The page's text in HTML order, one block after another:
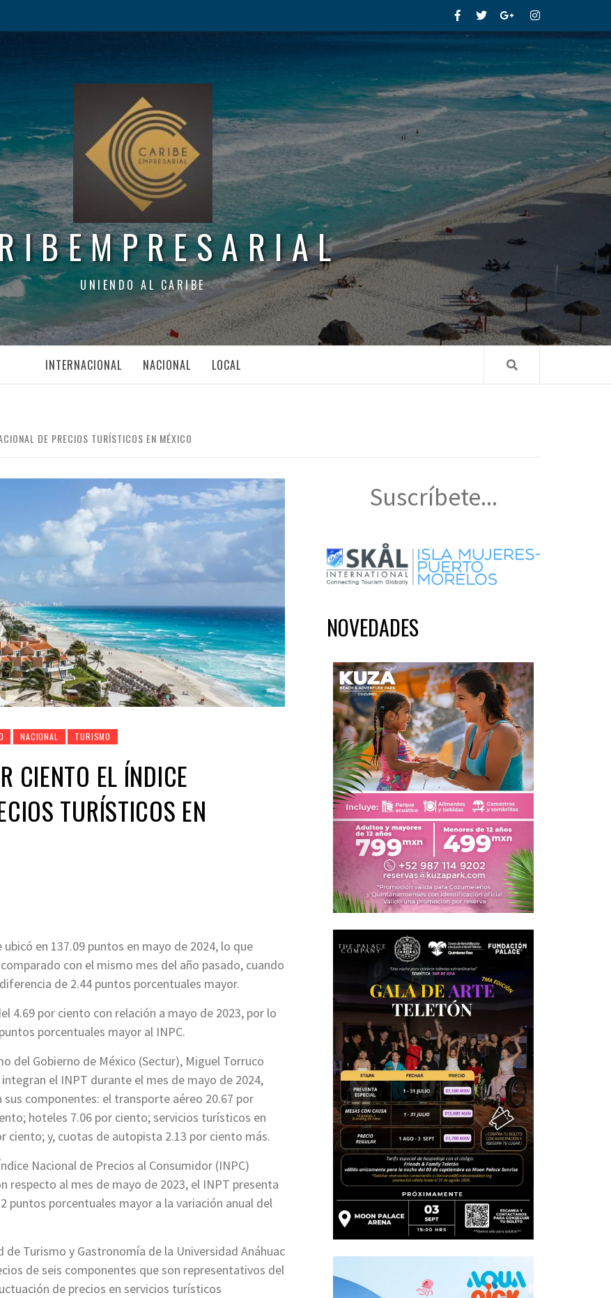
FacebookTwitterGoogle+Instagram
UNIENDO AL CARIBE
INTERNACIONAL NACIONAL LOCAL
DE PRECIOS TURÍSTICOS EN MÉXICO
NACIONAL TURISMO
CIENTO EL ÍNDICE
TURÍSTICOS EN
en 137.09 puntos en mayo de 2024, lo que
con el mismo mes del año pasado, cuando
de 2.44 puntos porcentuales mayor.
4.69 por ciento con relación a mayo de 2023, por lo
porcentuales mayor al INPC.
del Gobierno de México (Sectur), Miguel Torruco
el INPT durante el mes de mayo de 2024,
componentes: el transporte aéreo 20.67 por
hoteles 7.06 por ciento; servicios turísticos en
ciento; y, cuotas de autopista 2.13 por ciento más.
Nacional de Precios al Consumidor (INPC)
respecto al mes de mayo de 2023, el INPT presenta
puntos porcentuales mayor a la variación anual del
de Turismo y Gastronomía de la Universidad Anáhuac
de seis componentes que son representativos del
de precios en servicios turísticos
Suscríbete...
NOVEDADES